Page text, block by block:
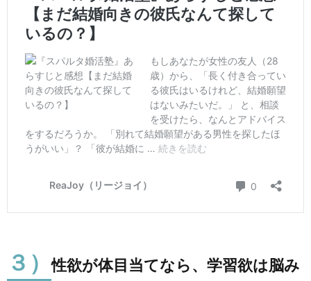
３）性欲が体目当てなら、学習欲は脳み